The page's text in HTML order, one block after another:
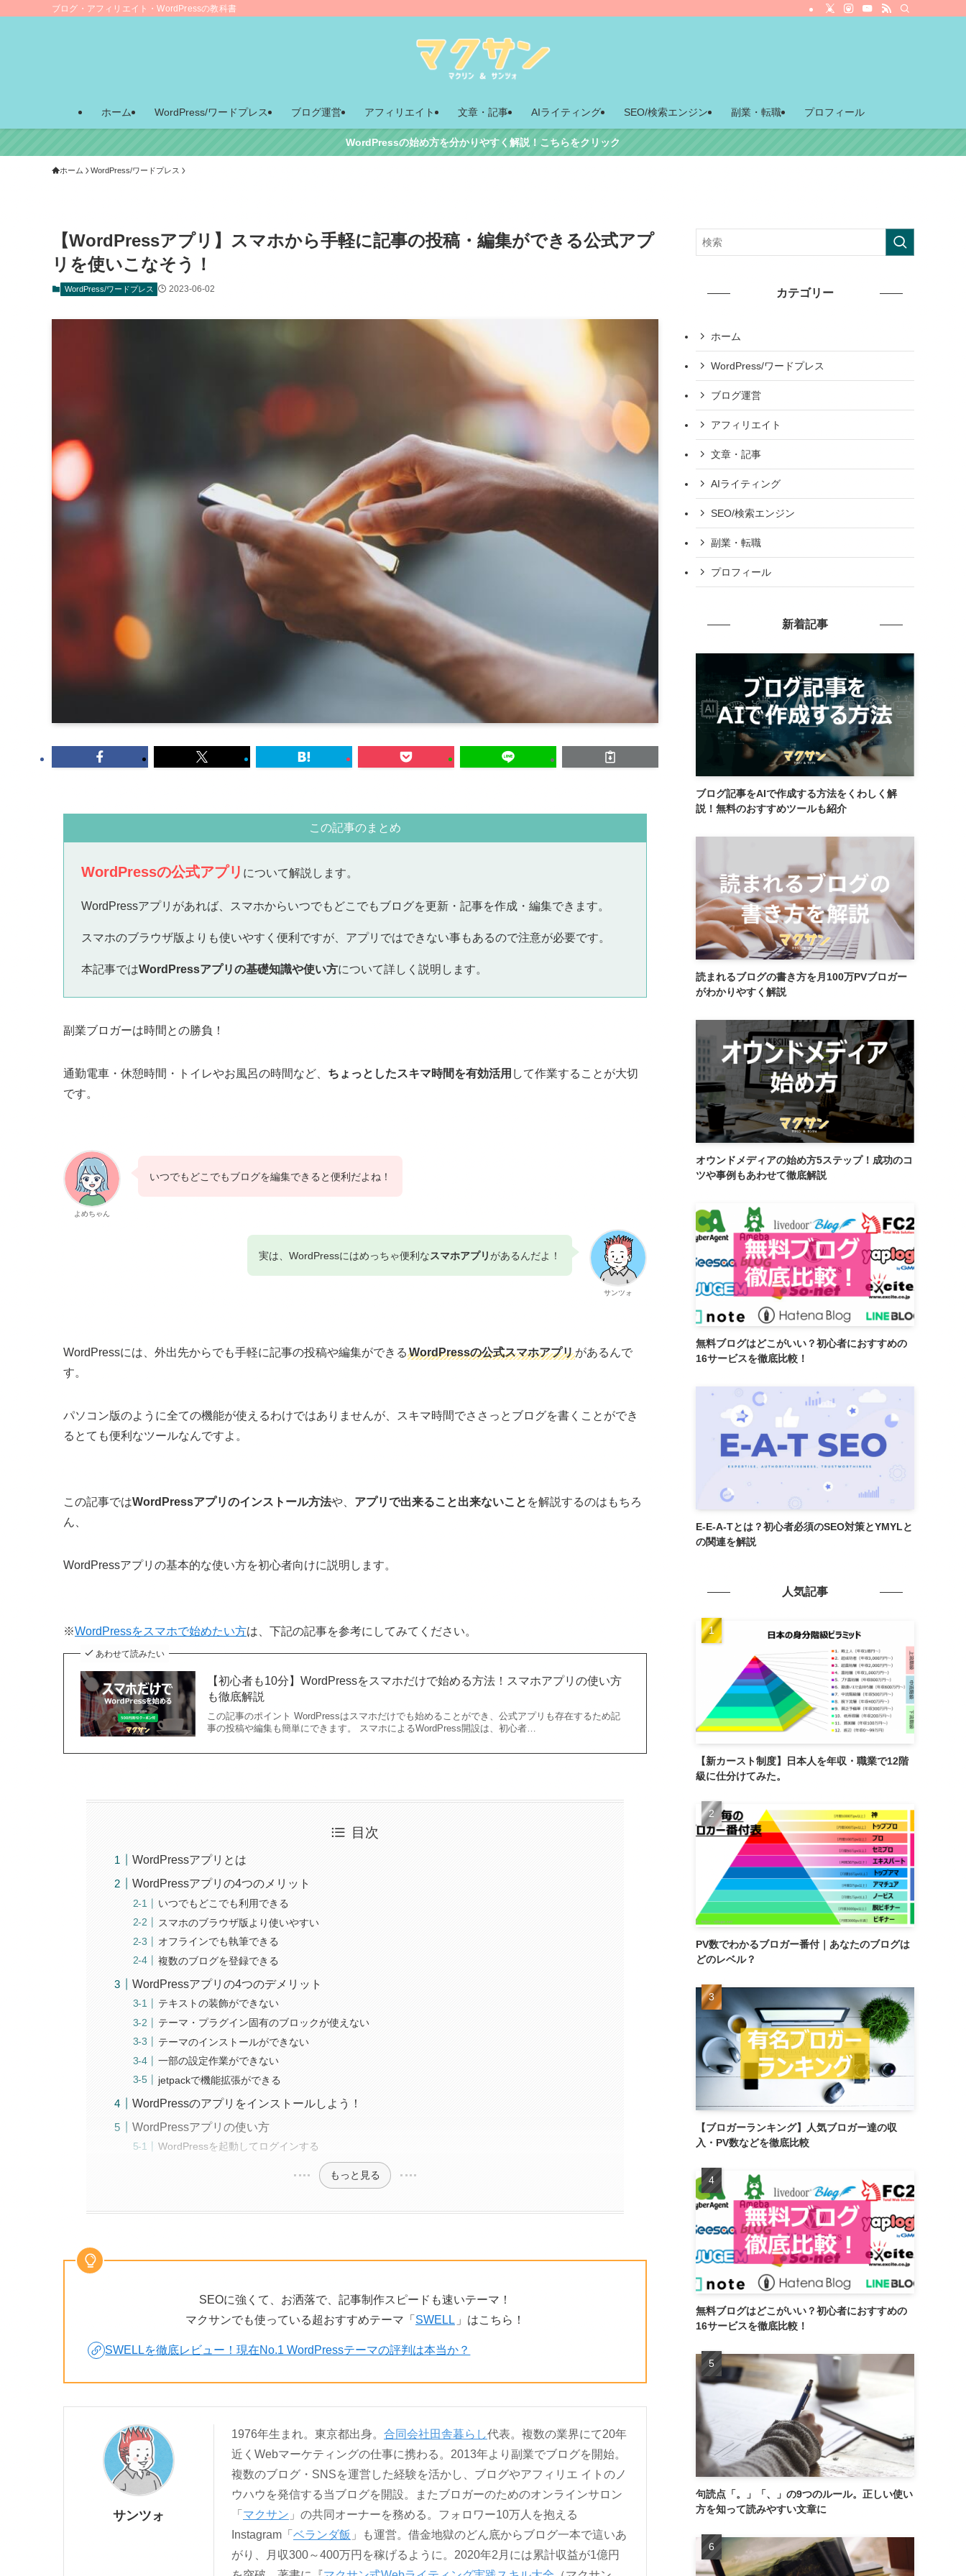
ブログ・アフィリエイト・WordPressの教科書
ホーム WordPress/ワードプレス ブログ運営 アフィリエイト 文章・記事 AIライティング SEO/検索エンジン 副業・転職 プロフィール
WordPressの始め方を分かりやすく解説！こちらをクリック
ホーム WordPress/ワードプレス
【WordPressアプリ】スマホから手軽に記事の投稿・編集ができる公式アプ
リを使いこなそう！
WordPress/ワードプレス 2023-06-02
この記事のまとめ
WordPressの公式アプリ について解説します。
WordPressアプリがあれば、スマホからいつでもどこでもブログを更新・記事を作成・編集できます。
スマホのブラウザ版よりも使いやすく便利ですが、アプリではできない事もあるので注意が必要です。
本記事ではWordPressアプリの基礎知識や使い方について詳しく説明します。
副業ブロガーは時間との勝負！
通勤電車・休憩時間・トイレやお風呂の時間など、 ちょっとしたスキマ時間を有効活用 して作業することが大切
です。
よめちゃん
いつでもどこでもブログを編集できると便利だよね！
サンツォ
実は、WordPressにはめっちゃ便利なスマホアプリがあるんだよ！
WordPressには、外出先からでも手軽に記事の投稿や編集ができる WordPressの公式スマホアプリがあるんで
す。
パソコン版のように全ての機能が使えるわけではありませんが、スキマ時間でささっとブログを書くことができ
るとても便利なツールなんですよ。
この記事ではWordPressアプリのインストール方法や、 アプリで出来ること出来ないこと を解説するのはもちろ
ん、
WordPressアプリの基本的な使い方を初心者向けに説明します。
※WordPressをスマホで始めたい方は、下記の記事を参考にしてみてください。
あわせて読みたい
【初心者も10分】WordPressをスマホだけで始める方法！スマホアプリの使い方
も徹底解説
この記事のポイント WordPressはスマホだけでも始めることができ、公式アプリも存在するため記
事の投稿や編集も簡単にできます。 スマホによるWordPress開設は、初心者…
目次
WordPressアプリとは
WordPressアプリの4つのメリット
いつでもどこでも利用できる
スマホのブラウザ版より使いやすい
オフラインでも執筆できる
複数のブログを登録できる
WordPressアプリの4つのデメリット
テキストの装飾ができない
テーマ・プラグイン固有のブロックが使えない
テーマのインストールができない
一部の設定作業ができない
jetpackで機能拡張ができる
WordPressのアプリをインストールしよう！
WordPressアプリの使い方
WordPressを起動してログインする
もっと見る
SEOに強くて、お洒落で、記事制作スピードも速いテーマ！
マクサンでも使っている超おすすめテーマ「 SWELL 」はこちら！
SWELLを徹底レビュー！現在No.1 WordPressテーマの評判は本当か？
サンツォ
1976年生まれ。東京都出身。 合同会社田舎暮らし代表。複数の業界にて20年
近くWebマーケティングの仕事に携わる。2013年より副業でブログを開始。
複数のブログ・SNSを運営した経験を活かし、ブログやアフィリエ イトのノ
ウハウを発信する当ブログを開設。またブロガーのためのオンラインサロン
「 マクサン 」の共同オーナーを務める。フォロワー10万人を抱える
Instagram「 ベランダ飯 」も運営。借金地獄のどん底からブログ一本で這いあ
がり、月収300～400万円を稼げるように。2020年2月には累計収益が1億円
カテゴリー
ホーム
WordPress/ワードプレス
ブログ運営
アフィリエイト
文章・記事
AIライティング
SEO/検索エンジン
副業・転職
プロフィール
新着記事
ブログ記事をAIで作成する方法をくわしく解
説！無料のおすすめツールも紹介
読まれるブログの書き方を月100万PVブロガー
がわかりやすく解説
オウンドメディアの始め方5ステップ！成功のコ
ツや事例もあわせて徹底解説
無料ブログはどこがいい？初心者におすすめの
16サービスを徹底比較！
E-E-A-Tとは？初心者必須のSEO対策とYMYLと
の関連を解説
人気記事
【新カースト制度】日本人を年収・職業で12階
級に仕分けてみた。
PV数でわかるブロガー番付｜あなたのブログは
どのレベル？
【ブロガーランキング】人気ブロガー達の収
入・PV数などを徹底比較
無料ブログはどこがいい？初心者におすすめの
16サービスを徹底比較！
句読点「。」「、」の9つのルール。正しい使い
方を知って読みやすい文章に